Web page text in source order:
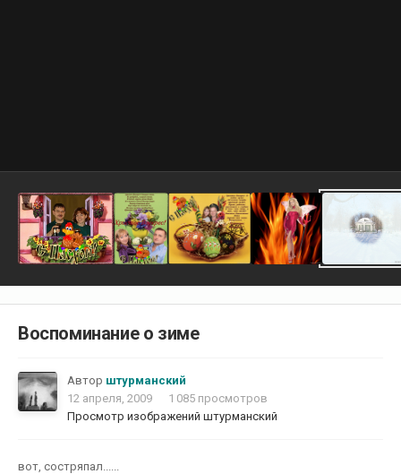
Воспоминание о зиме
Автор штурманский
12 апреля, 2009
1 085 просмотров
Просмотр изображений штурманский
вот, состряпал......